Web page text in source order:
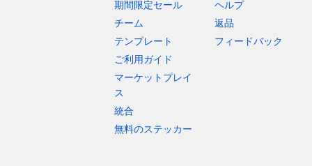
期間限定セール
チーム
テンプレート
ご利用ガイド
マーケットプレイ
ス
統合
無料のステッカー
ヘルプ
返品
フィードバック